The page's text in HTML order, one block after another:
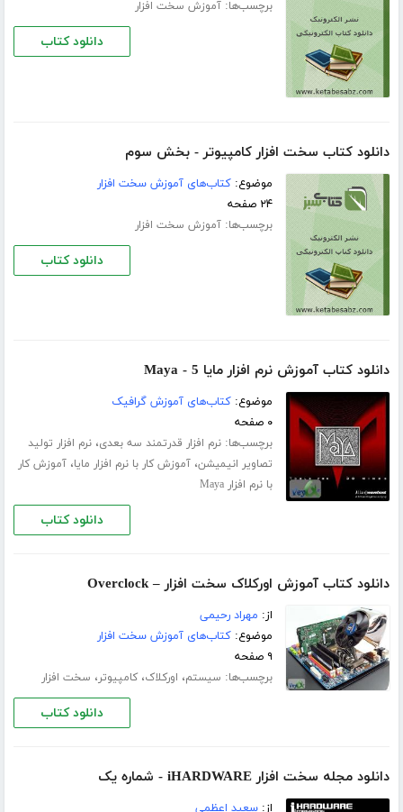
برچسب‌ها:آموزش سخت افزار
دانلود کتاب
دانلود کتاب سخت افزار کامپیوتر - بخش سوم
موضوع:کتاب‌های آموزش سخت افزار
۲۴ صفحه
برچسب‌ها:آموزش سخت افزار
دانلود کتاب
دانلود کتاب آموزش نرم افزار مایا 5 - Maya
موضوع:کتاب‌های آموزش گرافیک
۰ صفحه
برچسب‌ها:نرم افزار قدرتمند سه بعدی،نرم افزار تولید
تصاویر انیمیشن،آموزش کار با نرم افزار مایا،آموزش کار
با نرم افزار Maya
دانلود کتاب
دانلود کتاب آموزش اورکلاک سخت افزار – Overclock
از: مهراد رحیمی
موضوع:کتاب‌های آموزش سخت افزار
۹ صفحه
برچسب‌ها: سیستم، اورکلاک،کامپیوتر، سخت افزار
دانلود کتاب
دانلود مجله سخت افزار iHARDWARE - شماره یک
از:سعید اعظمی